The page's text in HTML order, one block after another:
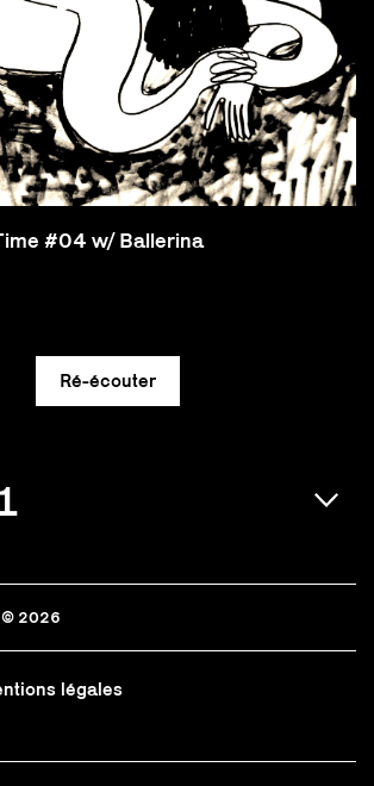
#04 w/ Ballerina
© 2026
légales